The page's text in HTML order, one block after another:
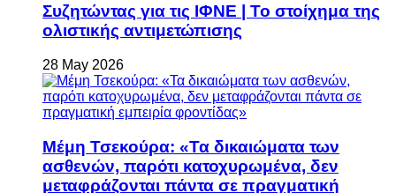
Συζητώντας για τις ΙΦΝΕ | Το στοίχημα της
ολιστικής αντιμετώπισης
28 May 2026
Μέμη Τσεκούρα: «Τα δικαιώματα των
ασθενών, παρότι κατοχυρωμένα, δεν
μεταφράζονται πάντα σε πραγματική